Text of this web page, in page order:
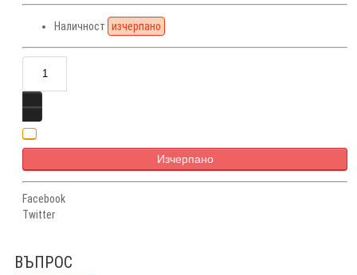
Наличност изчерпано
Изчерпано
Facebook
Twitter
ВЪПРОС